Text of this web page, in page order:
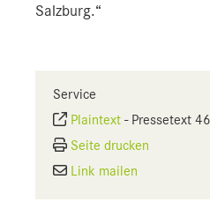
Salzburg.“
Service
Plaintext - Pressetext
Seite drucken
Link mailen